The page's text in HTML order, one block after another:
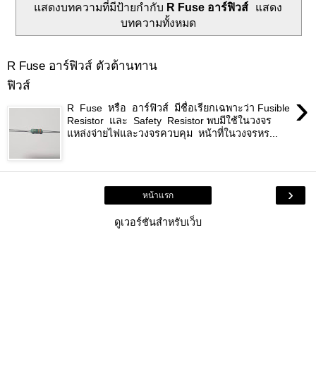
แสดงบทความที่มีป้ายกำกับ R Fuse อาร์ฟิวส์
แสดง
บทความทั้งหมด
R Fuse อาร์ฟิวส์ ตัวต้านทาน
ฟิวส์
›
R Fuse หรือ อาร์ฟิวส์ มีชื่อเรียกเฉพาะว่า Fusible
Resistor และ Safety Resistor พบมีใช้ในวงจร
แหล่งจ่ายไฟและวงจรควบคุม หน้าที่ในวงจรหร...
›
หน้าแรก
ดูเวอร์ชันสำหรับเว็บ